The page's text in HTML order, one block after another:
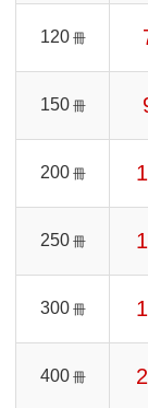
120 冊
150 冊
200 冊
250 冊
300 冊
400 冊